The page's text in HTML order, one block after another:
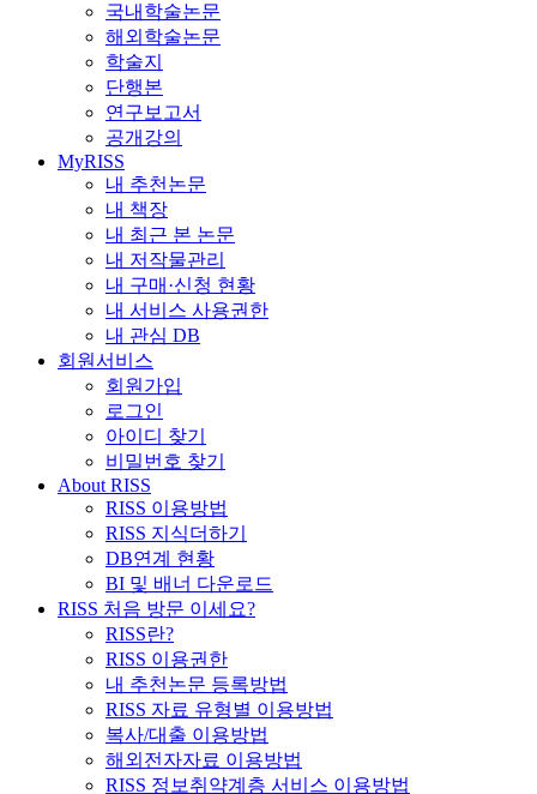
국내학술논문
해외학술논문
학술지
단행본
연구보고서
공개강의
MyRISS
내 추천논문
내 책장
내 최근 본 논문
내 저작물관리
내 구매·신청 현황
내 서비스 사용권한
내 관심 DB
회원서비스
회원가입
로그인
아이디 찾기
비밀번호 찾기
About RISS
RISS 이용방법
RISS 지식더하기
DB연계 현황
BI 및 배너 다운로드
RISS 처음 방문 이세요?
RISS란?
RISS 이용권한
내 추천논문 등록방법
RISS 자료 유형별 이용방법
복사/대출 이용방법
해외전자자료 이용방법
RISS 정보취약계층 서비스 이용방법